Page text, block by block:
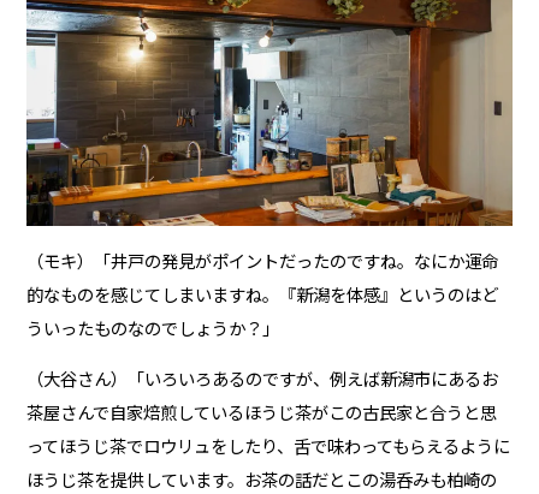
（モキ）「井戸の発見がポイントだったのですね。なにか運命
的なものを感じてしまいますね。『新潟を体感』というのはど
ういったものなのでしょうか？」
（大谷さん）「いろいろあるのですが、例えば新潟市にあるお
茶屋さんで自家焙煎しているほうじ茶がこの古民家と合うと思
ってほうじ茶でロウリュをしたり、舌で味わってもらえるように
ほうじ茶を提供しています。お茶の話だとこの湯呑みも柏崎の